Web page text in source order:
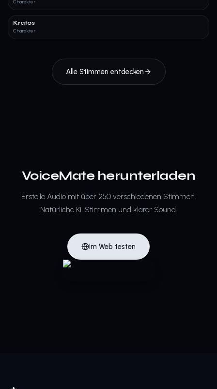
Charakter
Kratos
Charakter
Alle Stimmen entdecken
VoiceMate herunterladen
Erstelle Audio mit über 250 verschiedenen Stimmen.
Natürliche KI-Stimmen und klarer Sound.
Im Web testen